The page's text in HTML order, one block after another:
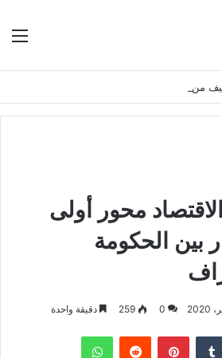
الاقتصاد محور أولى
بين الحكومة
0
259 دقيقة واحدة
بينتيريست واتساب